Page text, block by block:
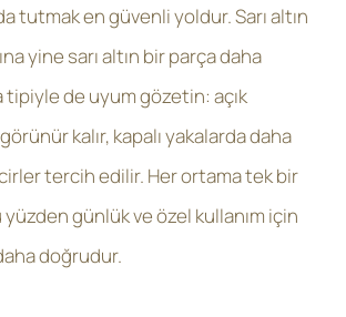
tutmak en güvenli yoldur. Sarı altın
yine sarı altın bir parça daha
tipiyle de uyum gözetin: açık
kalır, kapalı yakalarda daha
tercih edilir. Her ortama tek bir
günlük ve özel kullanım için
doğrudur.